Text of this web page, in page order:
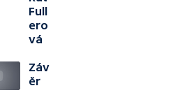
Full
ero
vá
Záv
ěr